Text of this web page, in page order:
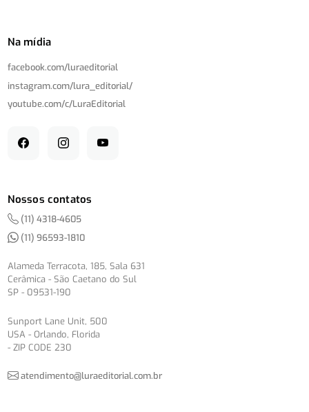
Na mídia
facebook.com/luraeditorial
instagram.com/lura_editorial/
youtube.com/c/LuraEditorial
Nossos contatos
(11) 4318-4605
(11) 96593-1810
Alameda Terracota, 185, Sala 631
Cerâmica - São Caetano do Sul
SP - 09531-190
Sunport Lane Unit, 500
USA - Orlando, Florida
- ZIP CODE 230
atendimento@luraeditorial.com.br